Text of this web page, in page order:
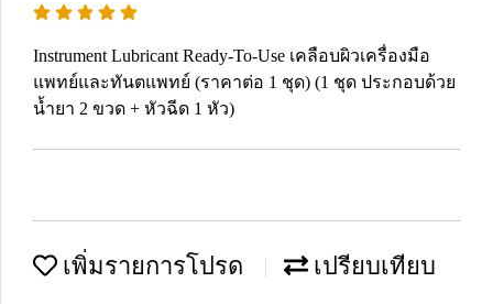
Instrument Lubricant Ready-To-Use เคลือบผิวเครื่องมือ
แพทย์และทันตแพทย์ (ราคาต่อ 1 ชุด) (1 ชุด ประกอบด้วย
น้ำยา 2 ขวด + หัวฉีด 1 หัว)
เพิ่มรายการโปรด เปรียบเทียบ